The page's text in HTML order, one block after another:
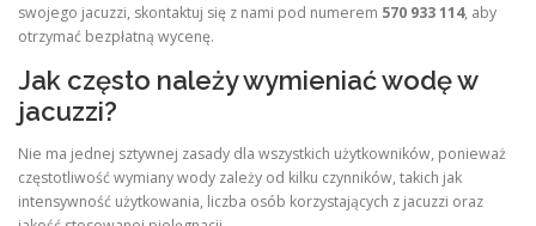
swojego jacuzzi, skontaktuj się z nami pod numerem 570 933 114, aby
otrzymać bezpłatną wycenę.
Jak często należy wymieniać wodę w
jacuzzi?
Nie ma jednej sztywnej zasady dla wszystkich użytkowników, ponieważ
częstotliwość wymiany wody zależy od kilku czynników, takich jak
intensywność użytkowania, liczba osób korzystających z jacuzzi oraz